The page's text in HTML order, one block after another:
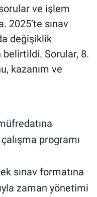
ve işlem
2025’te sınav
değişiklik
belirtildi. Sorular, 8.
kazanım ve
programı
sınav formatına
zaman yönetimi